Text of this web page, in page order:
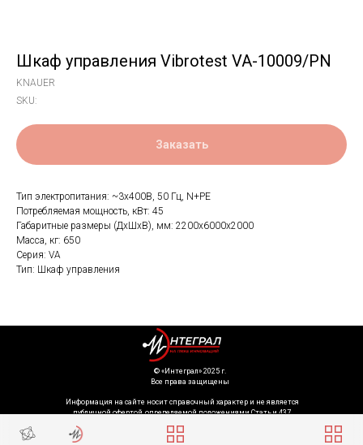
Шкаф управления Vibrotest VA-10009/PN
KNAUER
SKU:
Заказать
Тип электропитания: ~3х400В, 50 Гц, N+PE
Потребляемая мощность, кВт: 45
Габаритные размеры (ДхШхВ), мм: 2200x6000x2000
Масса, кг: 650
Серия: VA
Тип: Шкаф управления
Информация на сайте носит справочный характер и не является
публичной офертой, определяемой положениями Статьи 437
(спецификация) и комплект поставки товара могут быть изменены
©️ «Интеграл» 2025 г.
Все права защищены